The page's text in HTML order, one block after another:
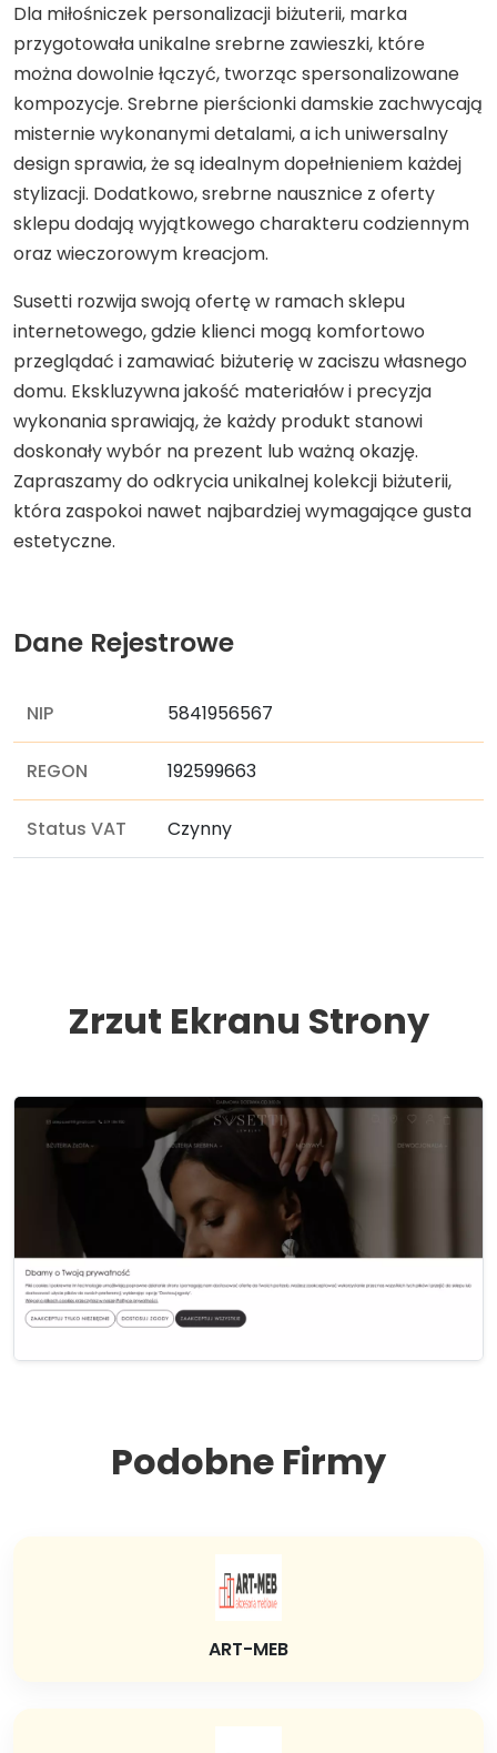
Dla miłośniczek personalizacji biżuterii, marka
przygotowała unikalne srebrne zawieszki, które
można dowolnie łączyć, tworząc spersonalizowane
kompozycje. Srebrne pierścionki damskie zachwycają
misternie wykonanymi detalami, a ich uniwersalny
design sprawia, że są idealnym dopełnieniem każdej
stylizacji. Dodatkowo, srebrne nausznice z oferty
sklepu dodają wyjątkowego charakteru codziennym
oraz wieczorowym kreacjom.
Susetti rozwija swoją ofertę w ramach sklepu
internetowego, gdzie klienci mogą komfortowo
przeglądać i zamawiać biżuterię w zaciszu własnego
domu. Ekskluzywna jakość materiałów i precyzja
wykonania sprawiają, że każdy produkt stanowi
doskonały wybór na prezent lub ważną okazję.
Zapraszamy do odkrycia unikalnej kolekcji biżuterii,
która zaspokoi nawet najbardziej wymagające gusta
estetyczne.
Dane Rejestrowe
NIP 5841956567
REGON 192599663
Status VAT Czynny
Zrzut Ekranu Strony
Podobne Firmy
ART-MEB